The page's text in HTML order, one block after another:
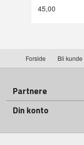
45,00
Forside Bli kunde
Partnere
Din konto